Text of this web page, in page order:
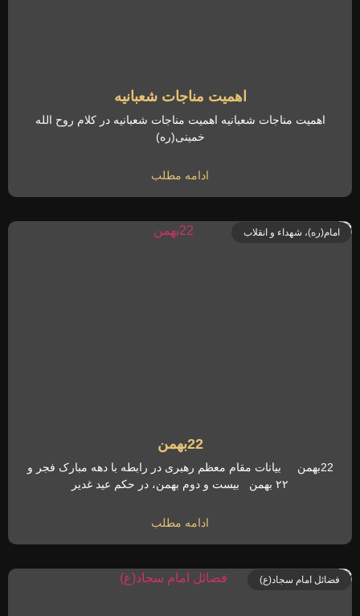
اهمیت مناجات شعبانیه
اهمیت مناجات شعبانیه اهمیت مناجات شعبانیه در کلام روح الله
خمینی(ره)
ادامه مطلب
امام(ره)، شهداء و انقلاب
22بهمن
22بهمن بیانات مقام معظم رهبری در رابطه با دهه مبارک فجر و
۲۲ بهمن بیست و دوم بهمن، در حکم عید غدیر
ادامه مطلب
فضائل امام سجاد(ع)